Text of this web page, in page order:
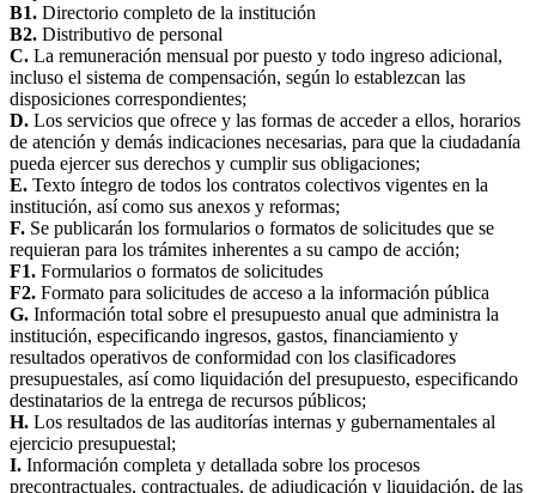
B1. Directorio completo de la institución
B2. Distributivo de personal
C. La remuneración mensual por puesto y todo ingreso adicional,
incluso el sistema de compensación, según lo establezcan las
disposiciones correspondientes;
D. Los servicios que ofrece y las formas de acceder a ellos, horarios
de atención y demás indicaciones necesarias, para que la ciudadanía
pueda ejercer sus derechos y cumplir sus obligaciones;
E. Texto íntegro de todos los contratos colectivos vigentes en la
institución, así como sus anexos y reformas;
F. Se publicarán los formularios o formatos de solicitudes que se
requieran para los trámites inherentes a su campo de acción;
F1. Formularios o formatos de solicitudes
F2. Formato para solicitudes de acceso a la información pública
G. Información total sobre el presupuesto anual que administra la
institución, especificando ingresos, gastos, financiamiento y
resultados operativos de conformidad con los clasificadores
presupuestales, así como liquidación del presupuesto, especificando
destinatarios de la entrega de recursos públicos;
H. Los resultados de las auditorías internas y gubernamentales al
ejercicio presupuestal;
I. Información completa y detallada sobre los procesos
precontractuales, contractuales, de adjudicación y liquidación, de las